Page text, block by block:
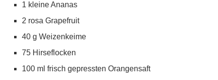
1 kleine Ananas
2 rosa Grapefruit
40 g Weizenkeime
75 Hirseflocken
100 ml frisch gepressten Orangensaft